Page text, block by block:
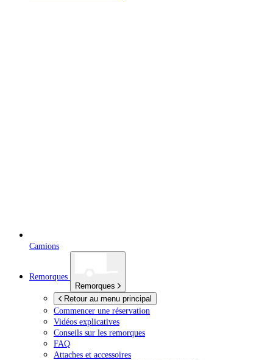
Camions
Remorques
Remorques
Retour au menu principal
Commencer une réservation
Vidéos explicatives
Conseils sur les remorques
FAQ
Attaches et accessoires